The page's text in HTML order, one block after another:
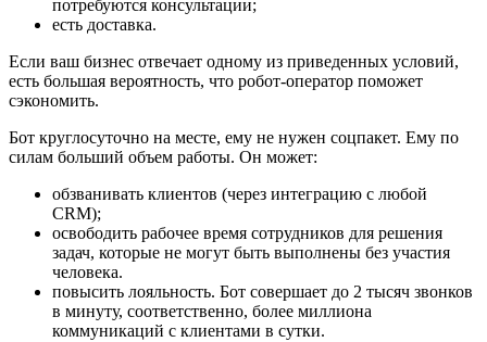
потребуются консультации;
есть доставка.
Если ваш бизнес отвечает одному из приведенных условий,
есть большая вероятность, что робот-оператор поможет
сэкономить.
Бот круглосуточно на месте, ему не нужен соцпакет. Ему по
силам больший объем работы. Он может:
обзванивать клиентов (через интеграцию с любой
CRM);
освободить рабочее время сотрудников для решения
задач, которые не могут быть выполнены без участия
человека.
повысить лояльность. Бот совершает до 2 тысяч звонков
в минуту, соответственно, более миллиона
коммуникаций с клиентами в сутки.